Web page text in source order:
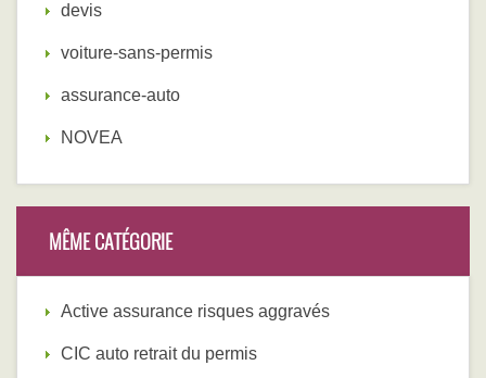
devis
voiture-sans-permis
assurance-auto
NOVEA
MÊME CATÉGORIE
Active assurance risques aggravés
CIC auto retrait du permis